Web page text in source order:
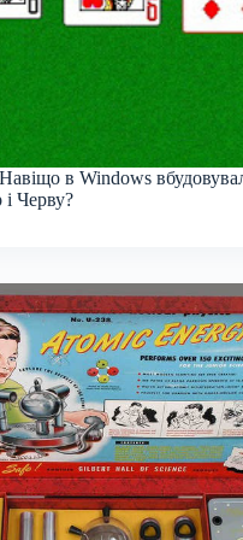
в Windows
Черву?